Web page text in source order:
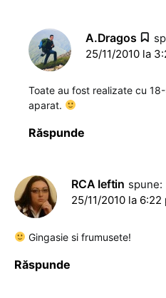
A.Dragos
25/11/2010 la
Toate au fost realizate cu
aparat.
Răspunde
RCA Ieftin spune:
25/11/2010 la 6:22
Gingasie si frumusete!
Răspunde